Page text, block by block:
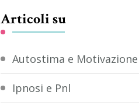
Articoli su
Autostima e Motivazione
Ipnosi e Pnl